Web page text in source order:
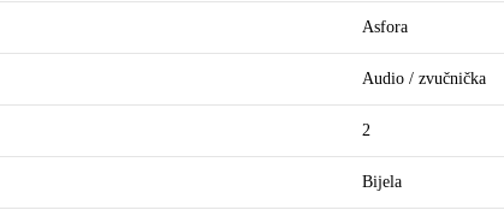
Asfora
Audio / zvučnička
2
Bijela